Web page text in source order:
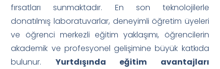
fırsatları sunmaktadır. En son teknolojilerle
donatılmış laboratuvarlar, deneyimli öğretim üyeleri
ve öğrenci merkezli eğitim yaklaşımı, öğrencilerin
akademik ve profesyonel gelişimine büyük katkıda
bulunur. Yurtdışında eğitim avantajları